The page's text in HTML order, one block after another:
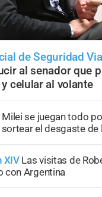
de Seguridad
al senador que
celular al volante
Milei se juegan todo
el desgaste de
XIV Las visitas de
con Argentina